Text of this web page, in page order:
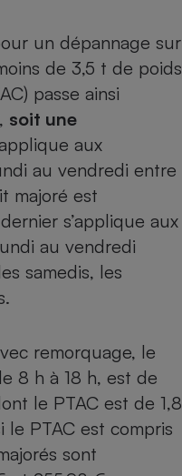
un dépannage sur
de 3,5 t de poids
passe ainsi
soit une
aux
au vendredi entre
majoré est
s’applique aux
au vendredi
samedis, les
remorquage, le
8 h à 18 h, est de
le PTAC est de 1,8
le PTAC est compris
sont
Complément
bouteille
Assurance emprunteur
Banque
Gros électroménager
Petit électroménager -
Téléphonie
Matelas
Radiateur électrique
Mutuelle